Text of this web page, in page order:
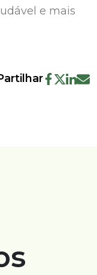
e mais